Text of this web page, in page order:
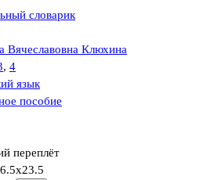
словарик
Вячеславовна Клюхина
, 4
язык
пособие
переплёт